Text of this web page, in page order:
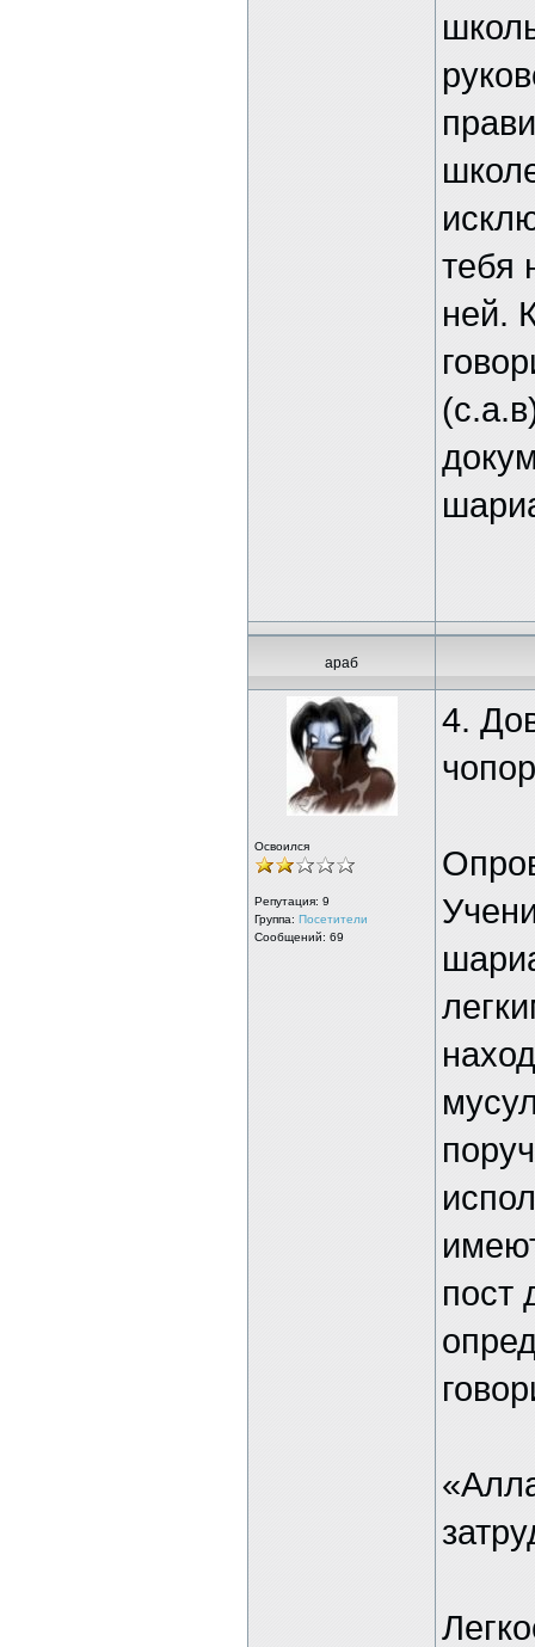
тебя
ней.
араб
Освоился
Репутация: 9
Группа: Посетители
Сообщений: 69
4.
пост